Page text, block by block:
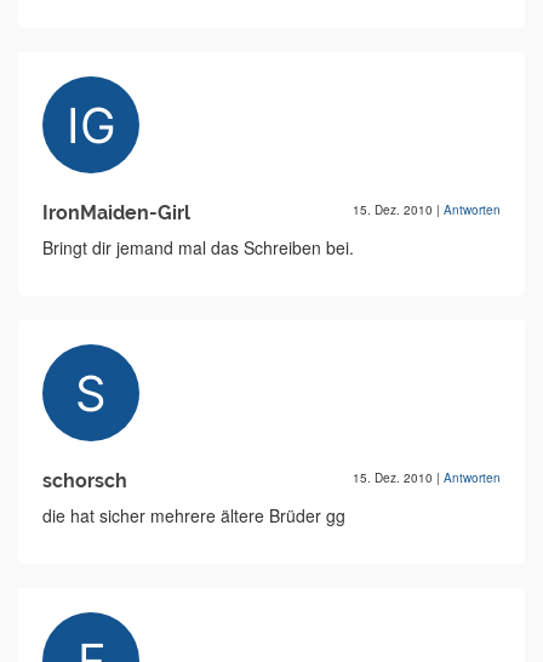
IronMaiden-Girl 15. Dez. 2010 | Antworten
Bringt dir jemand mal das Schreiben bei.
schorsch 15. Dez. 2010 | Antworten
die hat sicher mehrere ältere Brüder gg